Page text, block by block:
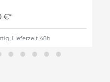
€*
Lieferzeit 48h